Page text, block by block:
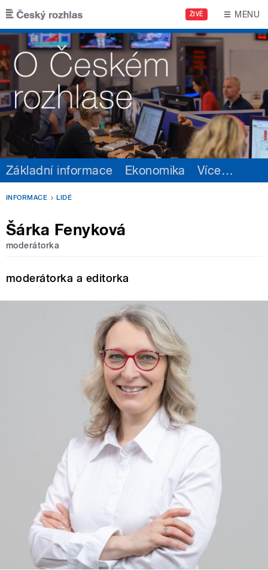
Přejít k hlavnímu obsahu
ŽIVĚ MENU
Základní informace Ekonomika Více…
INFORMACE LIDÉ
Šárka Fenyková
moderátorka
moderátorka a editorka